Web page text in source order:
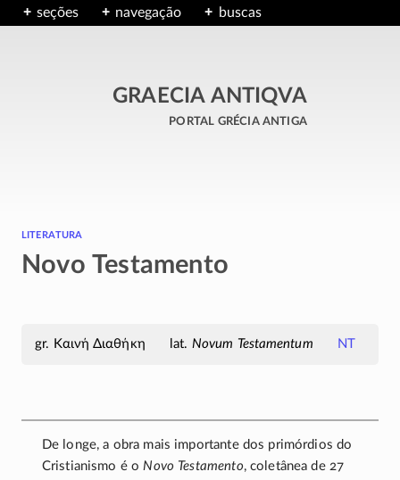
seções navegação buscas
GRAECIA ANTIQVA
portal grécia antiga
literatura
Novo Testamento
Καινή Διαθήκη Novum Testamentum NT
De longe, a obra mais importante dos primórdios do
Cristianismo é oNovo Testamento, coletânea de 27